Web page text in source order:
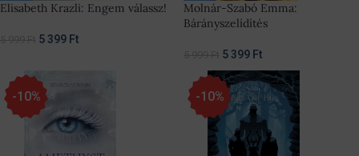
Elisabeth Krazli: Engem válassz!
5 399 Ft
Molnár-Szabó Emma:
Bárányszelídítés
5 399 Ft
-10% -10%